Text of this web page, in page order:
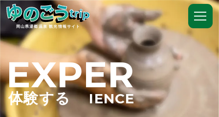
岡山県湯郷温泉 観光情報サイト
EXPER
IENCE
体験する